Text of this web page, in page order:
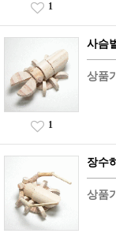
1
사슴
상품
1
장수
상품